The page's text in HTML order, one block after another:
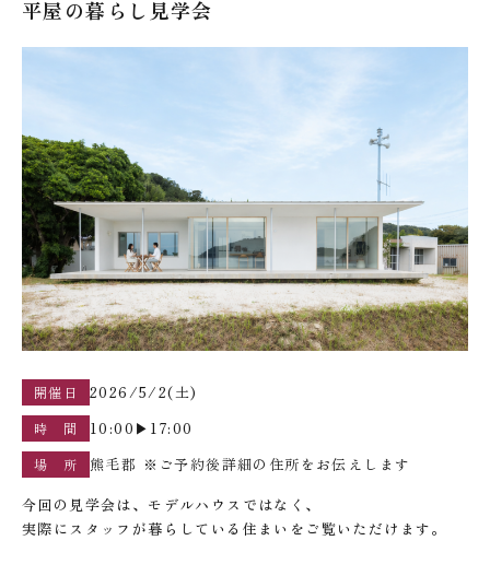
平屋の暮らし見学会
開催日 2026/5/2(土)
時 間 10:00▶︎17:00
場 所
熊毛郡 ※ご予約後詳細の住所をお伝えします
今回の見学会は、モデルハウスではなく、
実際にスタッフが暮らしている住まいをご覧いただけます。